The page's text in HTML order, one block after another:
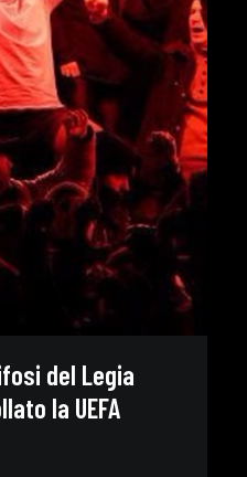
del Legia
la UEFA